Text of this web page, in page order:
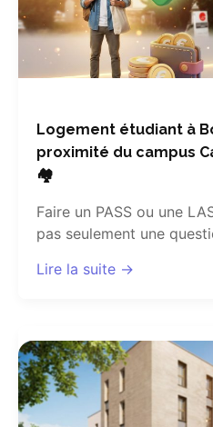
Logement étudiant à
proximité du campus
🏘️
Faire un PASS ou une
pas seulement une
Lire la suite →